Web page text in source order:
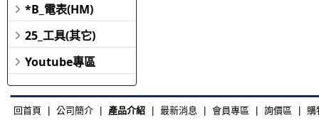
*B_電表(HM)
25_工具(其它)
Youtube專區
回首頁 公司簡介| 產品介紹| 最新消息 會員專區 詢價區 購